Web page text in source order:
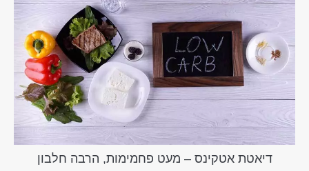
דיאטת אטקינס – מעט פחמימות, הרבה חלבון